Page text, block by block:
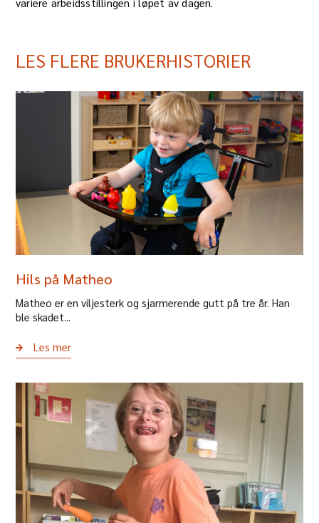
LES FLERE BRUKERHISTORIER
Hils på Matheo
Matheo er en viljesterk og sjarmerende gutt på tre år. Han
ble skadet...
Les mer